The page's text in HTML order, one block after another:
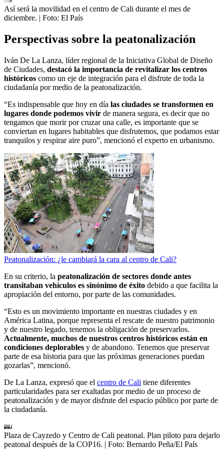
Así será la movilidad en el centro de Cali durante el mes de
diciembre. | Foto: El País
Perspectivas sobre la peatonalización
Iván De La Lanza, líder regional de la Iniciativa Global de Diseño
de Ciudades, destacó la importancia de revitalizar los centros
históricos como un eje de integración para el disfrute de toda la
ciudadanía por medio de la peatonalización.
“Es indispensable que hoy en día las ciudades se transformen en
lugares donde podemos vivir de manera segura, es decir que no
tengamos que morir por cruzar una calle, es importante que se
conviertan en lugares habitables que disfrutemos, que podamos estar
tranquilos y respirar aire puro”, mencionó el experto en urbanismo.
Peatonalización: ¿le cambiará la cara al centro de Cali?
En su criterio, la peatonalización de sectores donde antes
transitaban vehículos es sinónimo de éxito debido a que facilita la
apropiación del entorno, por parte de las comunidades.
“Esto es un movimiento importante en nuestras ciudades y en
América Latina, porque representa el rescate de nuestro patrimonio
y de nuestro legado, tenemos la obligación de preservarlos.
Actualmente, muchos de nuestros centros históricos están en
condiciones deplorables y de abandono. Tenemos que preservar
parte de esa historia para que las próximas generaciones puedan
gozarlas”, mencionó.
De La Lanza, expresó que el centro de Cali tiene diferentes
particularidades para ser exaltadas por medio de un proceso de
peatonalización y de mayor disfrute del espacio público por parte de
la ciudadanía.
Plaza de Cayzedo y Centro de Cali peatonal. Plan piloto para dejarlo
peatonal después de la COP16. | Foto: Bernardo Peña/El País